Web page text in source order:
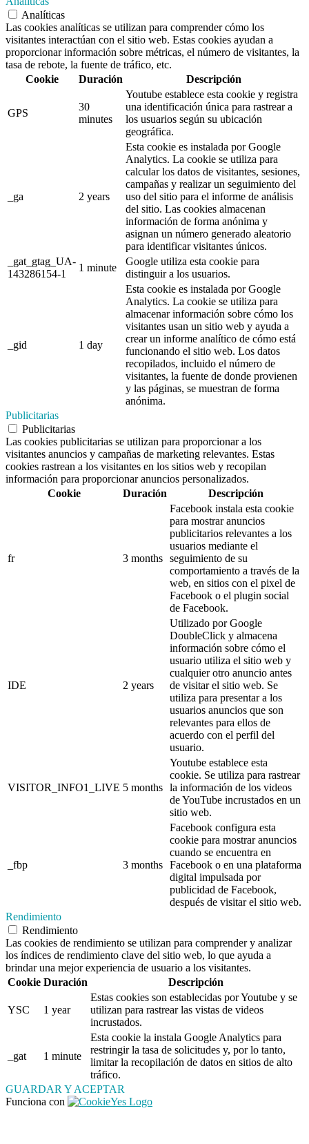
Analíticas
Las cookies analíticas se utilizan para comprender cómo los
visitantes interactúan con el sitio web. Estas cookies ayudan a
proporcionar información sobre métricas, el número de visitantes, la
tasa de rebote, la fuente de tráfico, etc.
Cookie
Duración Descripción
GPS
30
minutes
Youtube establece esta cookie y registra
una identificación única para rastrear a
los usuarios según su ubicación
geográfica.
_ga 2 years
Esta cookie es instalada por Google
Analytics. La cookie se utiliza para
calcular los datos de visitantes, sesiones,
campañas y realizar un seguimiento del
uso del sitio para el informe de análisis
del sitio. Las cookies almacenan
información de forma anónima y
asignan un número generado aleatorio
para identificar visitantes únicos.
_gat_gtag_UA-
143286154-1
1 minute
Google utiliza esta cookie para
distinguir a los usuarios.
_gid 1 day
Esta cookie es instalada por Google
Analytics. La cookie se utiliza para
almacenar información sobre cómo los
visitantes usan un sitio web y ayuda a
crear un informe analítico de cómo está
funcionando el sitio web. Los datos
recopilados, incluido el número de
visitantes, la fuente de donde provienen
y las páginas, se muestran de forma
anónima.
Publicitarias
Publicitarias
Las cookies publicitarias se utilizan para proporcionar a los
visitantes anuncios y campañas de marketing relevantes. Estas
cookies rastrean a los visitantes en los sitios web y recopilan
información para proporcionar anuncios personalizados.
Cookie
Duración Descripción
fr 3 months
Facebook instala esta cookie
para mostrar anuncios
publicitarios relevantes a los
usuarios mediante el
seguimiento de su
comportamiento a través de la
web, en sitios con el pixel de
Facebook o el plugin social
de Facebook.
IDE 2 years
Utilizado por Google
DoubleClick y almacena
información sobre cómo el
usuario utiliza el sitio web y
cualquier otro anuncio antes
de visitar el sitio web. Se
utiliza para presentar a los
usuarios anuncios que son
relevantes para ellos de
acuerdo con el perfil del
usuario.
VISITOR_INFO1_LIVE 5 months
Youtube establece esta
cookie. Se utiliza para rastrear
la información de los videos
de YouTube incrustados en un
sitio web.
_fbp 3 months
Facebook configura esta
cookie para mostrar anuncios
cuando se encuentra en
Facebook o en una plataforma
digital impulsada por
publicidad de Facebook,
después de visitar el sitio web.
Rendimiento
Rendimiento
Las cookies de rendimiento se utilizan para comprender y analizar
los índices de rendimiento clave del sitio web, lo que ayuda a
brindar una mejor experiencia de usuario a los visitantes.
Cookie Duración Descripción
YSC 1 year
Estas cookies son establecidas por Youtube y se
utilizan para rastrear las vistas de videos
incrustados.
_gat 1 minute
Esta cookie la instala Google Analytics para
restringir la tasa de solicitudes y, por lo tanto,
limitar la recopilación de datos en sitios de alto
tráfico.
GUARDAR Y ACEPTAR
Funciona con